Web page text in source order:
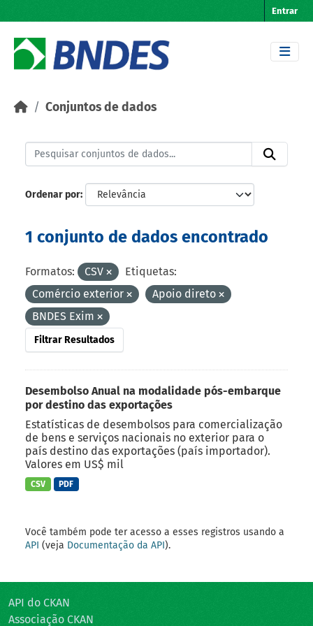
Entrar
Conjuntos de dados
Ordenar por
1 conjunto de dados encontrado
Formatos: CSV
Etiquetas:
Comércio exterior
Apoio direto
BNDES Exim
Filtrar Resultados
Desembolso Anual na modalidade pós-embarque
por destino das exportações
Estatísticas de desembolsos para comercialização
de bens e serviços nacionais no exterior para o
país destino das exportações (país importador).
Valores em US$ mil
CSV PDF
Você também pode ter acesso a esses registros usando a
API (veja Documentação da API).
API do CKAN
Associação CKAN